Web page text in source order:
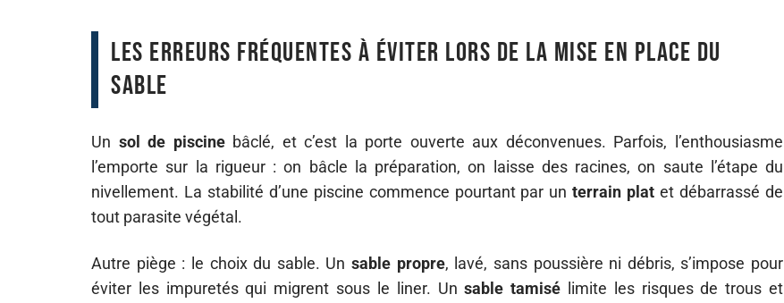
Les erreurs fréquentes à éviter lors de la mise en place du
sable
Un sol de piscinebâclé, et c’est la porte ouverte aux déconvenues. Parfois, l’enthousiasme
l’emporte sur la rigueur : on bâcle la préparation, on laisse des racines, on saute l’étape du
nivellement. La stabilité d’une piscine commence pourtant par unterrain plat et débarrassé de
tout parasite végétal.
Autre piège : le choix du sable. Un sable propre, lavé, sans poussière ni débris, s’impose pour
éviter les impuretés qui migrent sous le liner. Unsable tamisé limite les risques de trous et